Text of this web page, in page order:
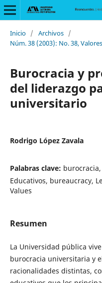
Inicio / Archivos /
Núm. 38 (2003): No. 38,
Burocracia y
del liderazgo
universitario
Rodrigo López Zavala
Palabras clave:
Educativos, bureaucracy,
Values
Resumen
La Universidad pública
burocracia universitaria y
racionalidades distintas,